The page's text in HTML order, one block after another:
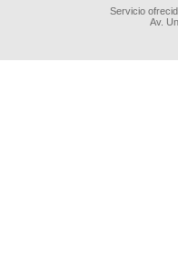
Servicio
Av.